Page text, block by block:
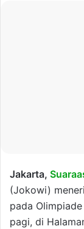
Jakarta,
(Jokowi)
pada
pagi, di